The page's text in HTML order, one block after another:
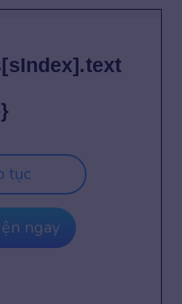
tục
ngay